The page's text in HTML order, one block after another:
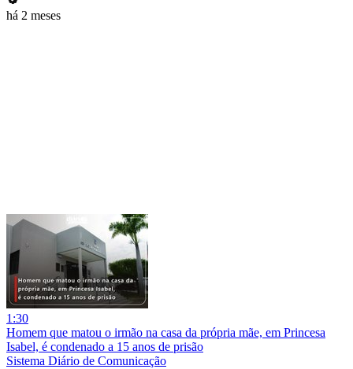
há 2 meses
1:30
Homem que matou o irmão na casa da própria mãe, em Princesa
Isabel, é condenado a 15 anos de prisão
Sistema Diário de Comunicação